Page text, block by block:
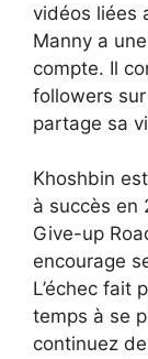
vidéos liées
Manny a
compte. Il
followers
partage sa
Khoshbin
à succès en
Give-up
encourage
L’échec fait
temps à se
continuez